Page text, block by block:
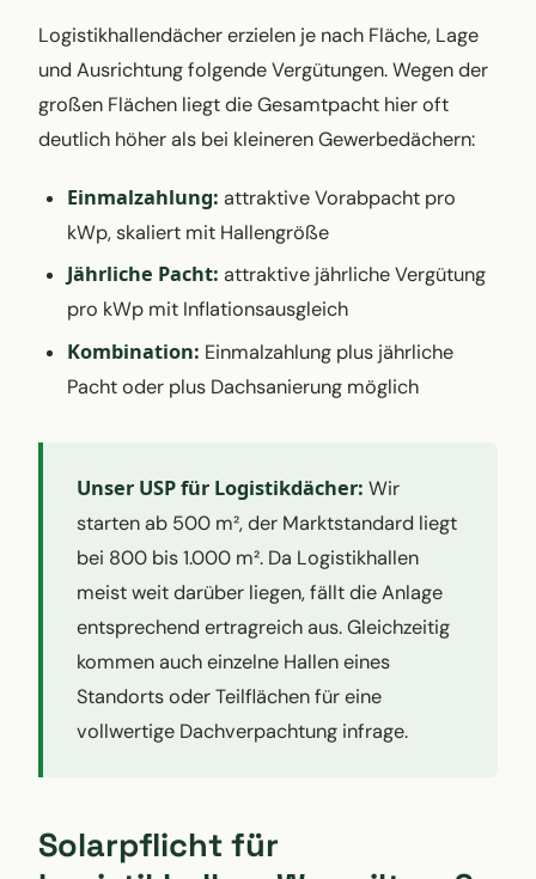
Logistikhallendächer erzielen je nach Fläche, Lage
und Ausrichtung folgende Vergütungen. Wegen der
großen Flächen liegt die Gesamtpacht hier oft
deutlich höher als bei kleineren Gewerbedächern:
Einmalzahlung: attraktive Vorabpacht pro
kWp, skaliert mit Hallengröße
Jährliche Pacht: attraktive jährliche Vergütung
pro kWp mit Inflationsausgleich
Kombination: Einmalzahlung plus jährliche
Pacht oder plus Dachsanierung möglich
Unser USP für Logistikdächer: Wir
starten ab 500 m², der Marktstandard liegt
bei 800 bis 1.000 m². Da Logistikhallen
meist weit darüber liegen, fällt die Anlage
entsprechend ertragreich aus. Gleichzeitig
kommen auch einzelne Hallen eines
Standorts oder Teilflächen für eine
vollwertige Dachverpachtung infrage.
Solarpflicht für